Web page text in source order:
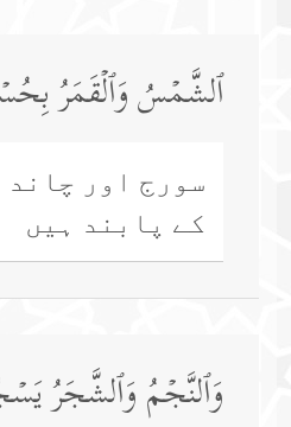
ٱلشَّمۡسُ وَٱلۡقَمَرُ
سورج اور
کے پابند ہیں
وَٱلنَّجۡمُ وَٱلشَّجَرُ